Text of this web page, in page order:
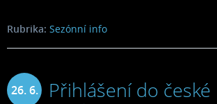
Rubrika: Sezónní info
26. 6.
Přihlášení do české